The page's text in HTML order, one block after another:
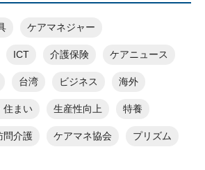
ケアマネジャー
ICT 介護保険 ケアニュース
台湾 ビジネス 海外
住まい 生産性向上 特養
問介護 ケアマネ協会 プリズム